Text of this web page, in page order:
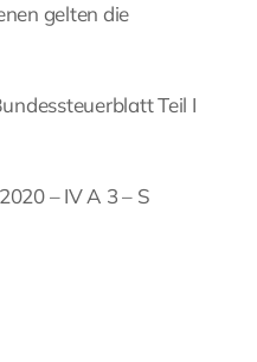
gelten die
Teil I
– IV A 3 – S